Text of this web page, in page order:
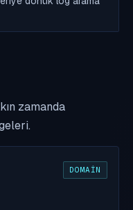
zamanda
DOMAIN